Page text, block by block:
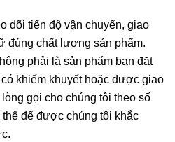
dõi tiến độ vận chuyển, giao
đúng chất lượng sản phẩm.
phải là sản phẩm bạn đặt
khiếm khuyết hoặc được giao
gọi cho chúng tôi theo số
để được chúng tôi khắc